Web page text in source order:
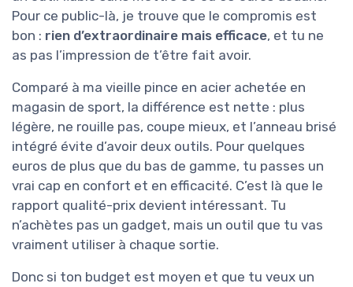
Pour ce public-là, je trouve que le compromis est
bon : rien d’extraordinaire mais efficace, et tu ne
as pas l’impression de t’être fait avoir.
Comparé à ma vieille pince en acier achetée en
magasin de sport, la différence est nette : plus
légère, ne rouille pas, coupe mieux, et l’anneau brisé
intégré évite d’avoir deux outils. Pour quelques
euros de plus que du bas de gamme, tu passes un
vrai cap en confort et en efficacité. C’est là que le
rapport qualité-prix devient intéressant. Tu
n’achètes pas un gadget, mais un outil que tu vas
vraiment utiliser à chaque sortie.
Donc si ton budget est moyen et que tu veux un